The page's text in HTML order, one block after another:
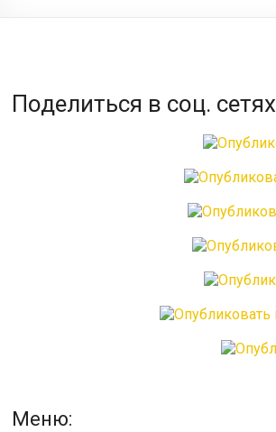
Поделиться в соц. сетях
Меню: